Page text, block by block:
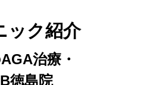
ック紹介
治療・
徳島院